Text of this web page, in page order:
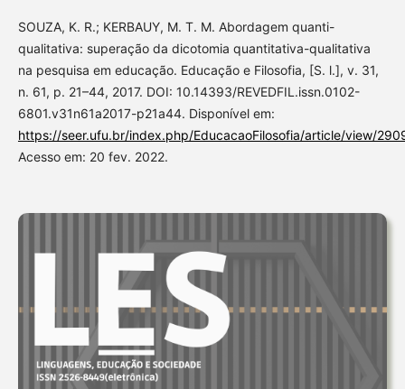
SOUZA, K. R.; KERBAUY, M. T. M. Abordagem quanti-
qualitativa: superação da dicotomia quantitativa-qualitativa
na pesquisa em educação. Educação e Filosofia, [S. l.], v. 31,
n. 61, p. 21–44, 2017. DOI: 10.14393/REVEDFIL.issn.0102-
6801.v31n61a2017-p21a44. Disponível em:
https://seer.ufu.br/index.php/EducacaoFilosofia/article/view/
Acesso em: 20 fev. 2022.